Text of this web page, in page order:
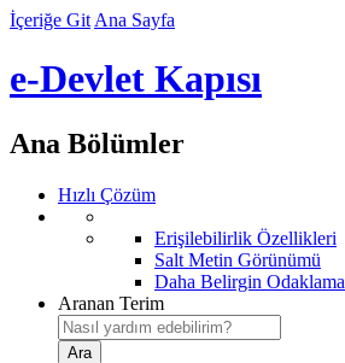
İçeriğe Git Ana Sayfa
e-Devlet Kapısı
Ana Bölümler
Hızlı Çözüm
Erişilebilirlik Özellikleri
Salt Metin Görünümü
Daha Belirgin Odaklama
Aranan Terim